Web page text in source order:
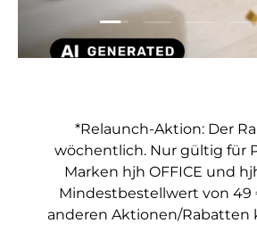
Folie laden 1 von 5
Folie laden 2
Folie
*Relaunch-Aktion: Der
wöchentlich. Nur gültig für
Marken hjh OFFICE und
Mindestbestellwert von 49
anderen Aktionen/Rabatten